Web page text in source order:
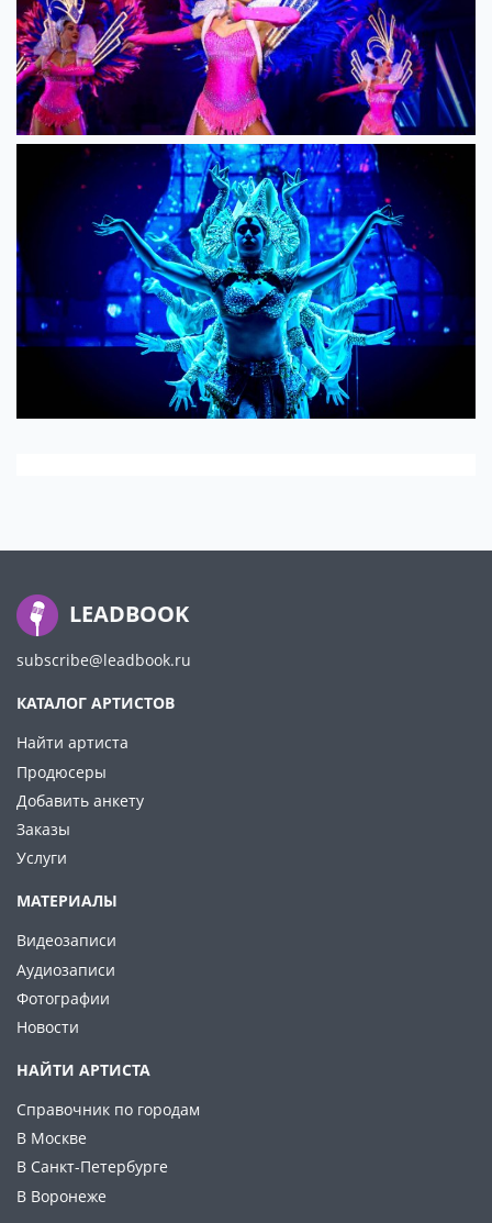
LEADBOOK
subscribe@leadbook.ru
КАТАЛОГ АРТИСТОВ
Найти артиста
Продюсеры
Добавить анкету
Заказы
Услуги
МАТЕРИАЛЫ
Видеозаписи
Аудиозаписи
Фотографии
Новости
НАЙТИ АРТИСТА
Справочник по городам
В Москве
В Санкт-Петербурге
В Воронеже